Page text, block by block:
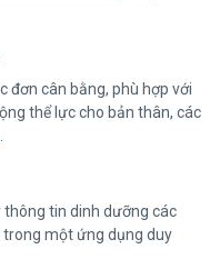
đơn cân bằng, phù hợp với
thể lực cho bản thân, các
thông tin dinh dưỡng các
một ứng dụng duy